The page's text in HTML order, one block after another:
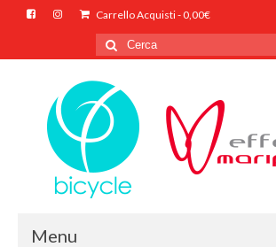
Carrello Acquisti-0,00€
Cerca
per:
Menu